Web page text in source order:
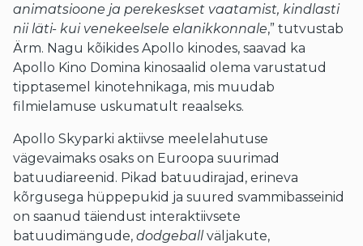
animatsioone ja perekeskset vaatamist, kindlasti
nii läti- kui venekeelsele elanikkonnale,” tutvustab
Ärm. Nagu kõikides Apollo kinodes, saavad ka
Apollo Kino Domina kinosaalid olema varustatud
tipptasemel kinotehnikaga, mis muudab
filmielamuse uskumatult reaalseks.
Apollo Skyparki aktiivse meelelahutuse
vägevaimaks osaks on Euroopa suurimad
batuudiareenid. Pikad batuudirajad, erineva
kõrgusega hüppepukid ja suured svammibasseinid
on saanud täiendust interaktiivsete
batuudimängude, dodgeballväljakute,